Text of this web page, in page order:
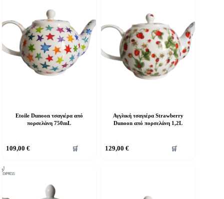
Etoile Dunoon τσαγιέρα από
πορσελάνη 750mL
109,00€ 🛒
Αγγλική τσαγιέρα Strawberry
Dunoon από πορσελάνη 1,2L
129,00€ 🛒